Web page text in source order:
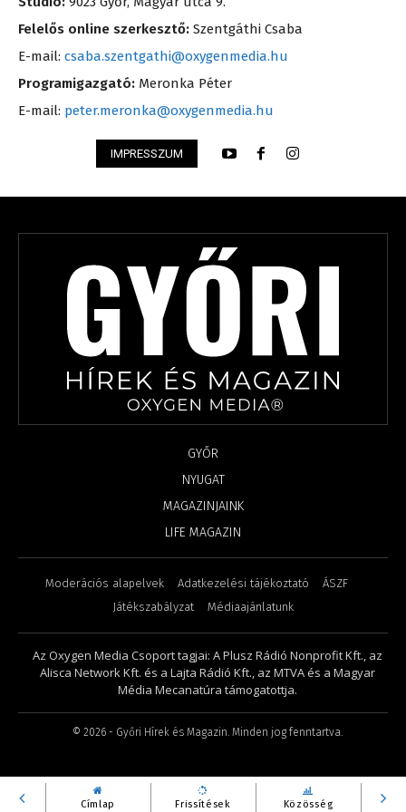
Címlap Frissítések Közösség
Felelős online szerkesztő: Szentgáthi Csaba
E-mail: csaba.szentgathi@oxygenmedia.hu
Programigazgató: Meronka Péter
E-mail: peter.meronka@oxygenmedia.hu
IMPRESSZUM
GYŐR
NYUGAT
MAGAZINJAINK
LIFE MAGAZIN
Moderációs alapelvek Adatkezelési tájékoztató
ÁSZF
Játékszabályzat
Médiaajánlatunk
Az Oxygen Media Csoport tagjai: A Plusz Rádió Nonprofit Kft., az
Alisca Network Kft. és a Lajta Rádió Kft., az MTVA és a Magyar
Média Mecanatúra támogatottja.
© 2026 - Győri Hírek és Magazin. Minden jog fenntartva.